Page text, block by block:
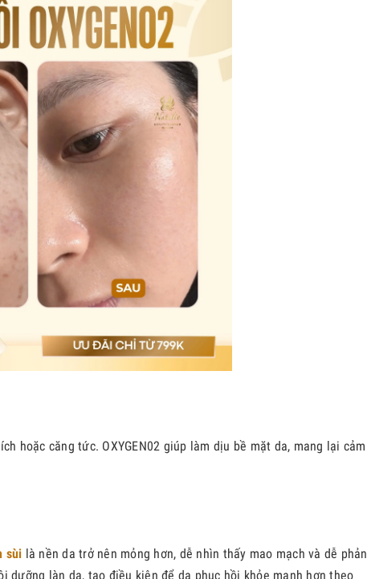
hoặc căng tức. OXYGEN02 giúp làm dịu bề mặt da, mang lại cảm
sùi là nền da trở nên mỏng hơn, dễ nhìn thấy mao mạch và dễ phản
làn da, tạo điều kiện để da phục hồi khỏe mạnh hơn theo